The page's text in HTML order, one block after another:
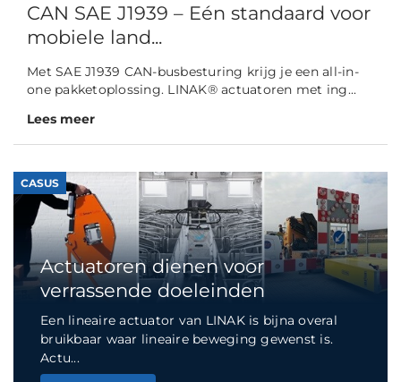
CAN SAE J1939 – Eén standaard voor
mobiele land...
Met SAE J1939 CAN-busbesturing krijg je een all-in-
one pakketoplossing. LINAK® actuatoren met ing...
Lees meer
CASUS
Actuatoren dienen voor
verrassende doeleinden
Een lineaire actuator van LINAK is bijna overal
bruikbaar waar lineaire beweging gewenst is.
Actu...